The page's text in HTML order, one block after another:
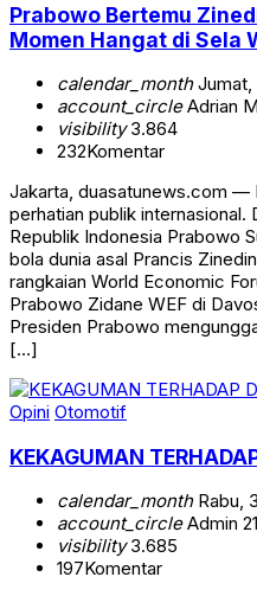
Prabowo Bertemu
Momen Hangat di Sela
calendar_monthJumat,
account_circleAdrian
visibility3.864
232Komentar
Jakarta, duasatunews.com —
perhatian publik internasional.
Republik Indonesia Prabowo
bola dunia asal Prancis
rangkaian World Economic
Prabowo Zidane WEF di
Presiden Prabowo
[…]
Opini Otomotif
KEKAGUMAN
calendar_monthRabu,
account_circleAdmin 21
visibility3.685
197Komentar